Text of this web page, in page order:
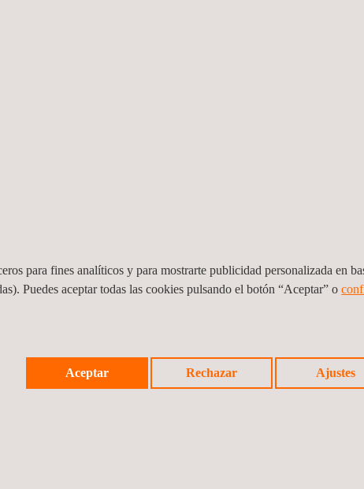
a un equipo técnico.
conjunto ha sido reconocido en los Business Culture Awards 2021,
nuevos horizontes digitales y hacer honor a nuestro lema: juntos,
para fines analíticos y para mostrarte publicidad personalizada en
Puedes aceptar todas las cookies pulsando el botón “Aceptar” o
Aceptar Rechazar Ajustes